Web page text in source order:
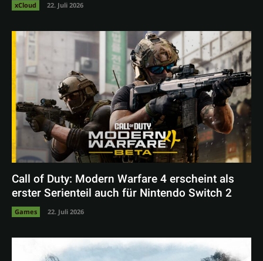
xCloud 22. Juli 2026
Call of Duty: Modern Warfare 4 erscheint als
erster Serienteil auch für Nintendo Switch 2
Games 22. Juli 2026